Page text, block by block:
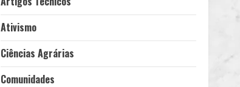
Ativismo
Ciências Agrárias
Comunidades